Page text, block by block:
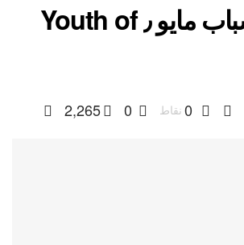
مسلسل شباب مايو ٫ Youth of
0 نقاط 0
2,265